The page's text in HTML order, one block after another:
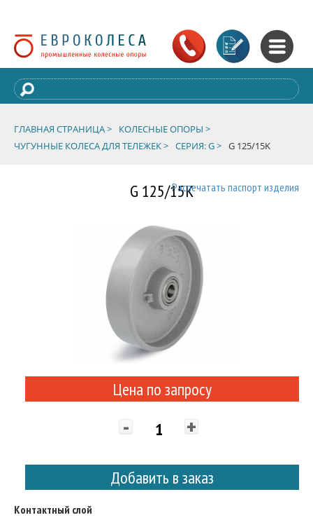
ГЛАВНАЯ СТРАНИЦА >
КОЛЕСНЫЕ ОПОРЫ >
ЧУГУННЫЕ КОЛЕСА ДЛЯ ТЕЛЕЖЕК > СЕРИЯ: G > G 125/15K
G 125/15KРаспечатать паспорт изделия
Цена по запросу
- +
Добавить в заказ
Контактный слой